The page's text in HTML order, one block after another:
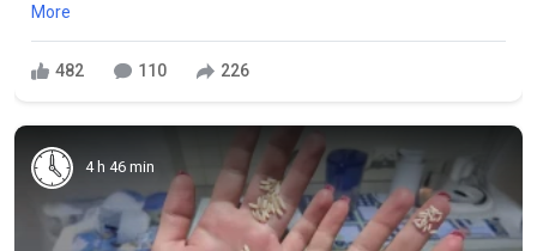
More
482 110 226
4 h 46 min